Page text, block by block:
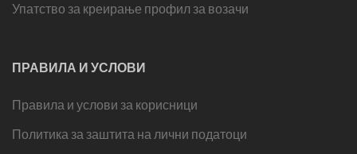
Упатство за креирање профил за возачи
ПРАВИЛА И УСЛОВИ
Правила и услови за корисници
Политика за заштита на лични податоци